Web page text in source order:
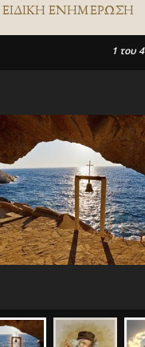
ΕΙΔΙΚΉ ΕΝΗΜΈΡΩΣΗ
1 του 4